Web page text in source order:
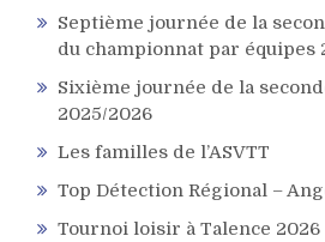
Septième journée de la
du championnat par équipes
Sixième journée de la
2025/2026
Les familles de l’ASVTT
Top Détection Régional –
Tournoi loisir à Talence 2026